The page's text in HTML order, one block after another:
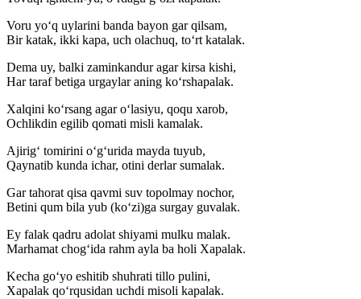
Voru yo‘q uylarini banda bayon gar qilsam,
Bir katak, ikki kapa, uch olachuq, to‘rt katalak.
Dema uy, balki zaminkandur agar kirsa kishi,
Har taraf betiga urgaylar aning ko‘rshapalak.
Xalqini ko‘rsang agar o‘lasiyu, qoqu xarob,
Ochlikdin egilib qomati misli kamalak.
Ajirig‘ tomirini o‘g‘urida mayda tuyub,
Qaynatib kunda ichar, otini derlar sumalak.
Gar tahorat qisa qavmi suv topolmay nochor,
Betini qum bila yub (ko‘zi)ga surgay guvalak.
Ey falak qadru adolat shiyami mulku malak.
Marhamat chog‘ida rahm ayla ba holi Xapalak.
Kecha go‘yo eshitib shuhrati tillo pulini,
Xapalak qo‘rqusidan uchdi misoli kapalak.